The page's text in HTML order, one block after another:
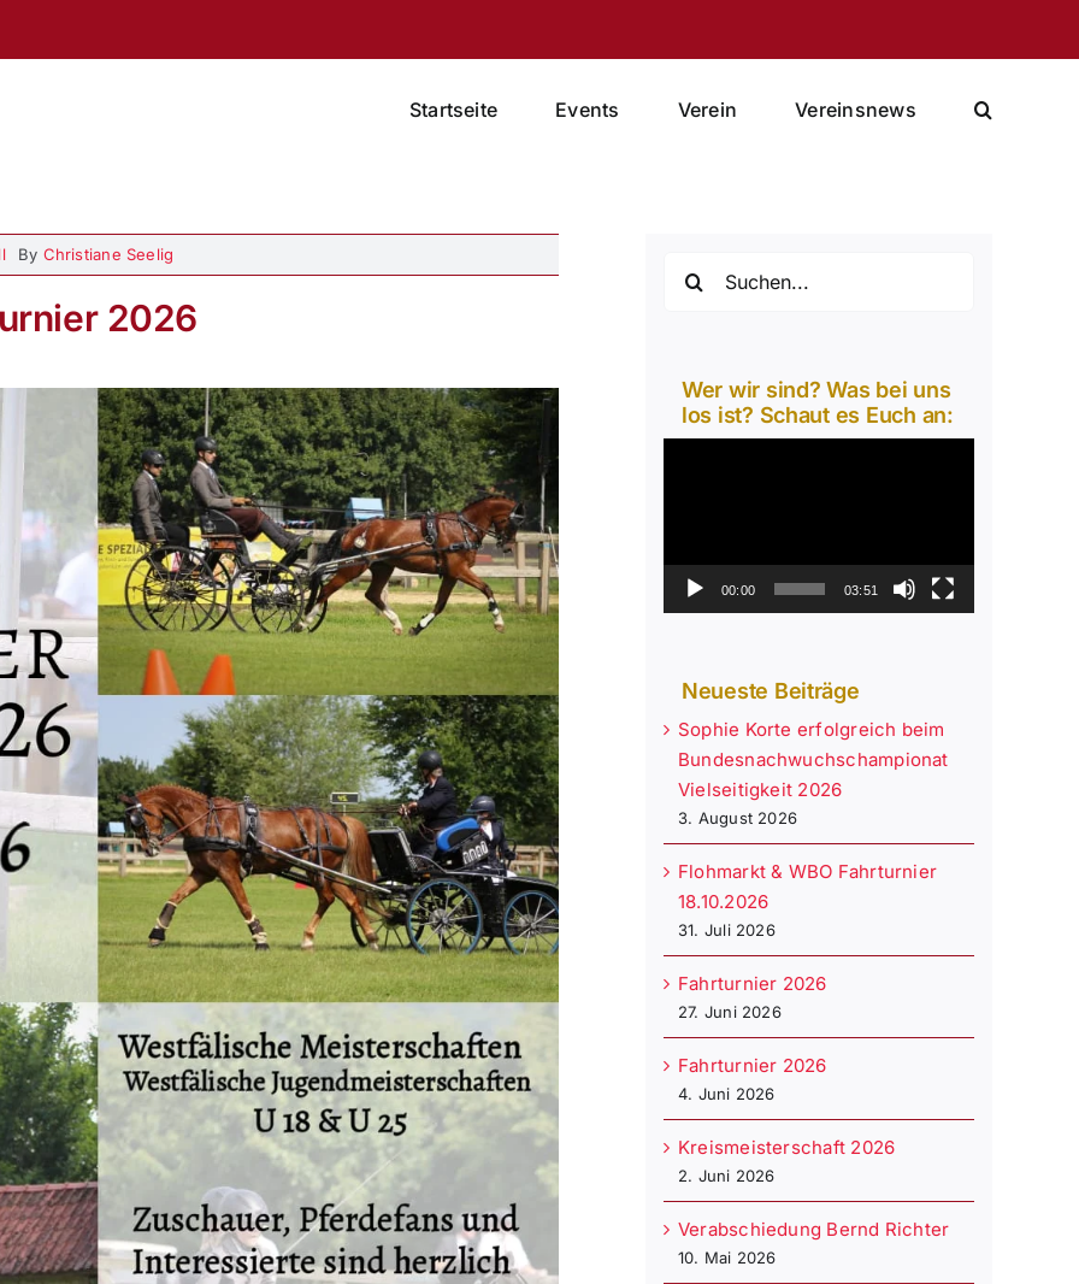
Startseite Events Verein Vereinsnews
By Christiane Seelig
2026
nach:
Wer wir sind? Was bei uns
los ist? Schaut es Euch an:
00:00 03:51
Neueste Beiträge
Sophie Korte erfolgreich beim
Bundesnachwuchschampionat
Vielseitigkeit 2026
3. August 2026
Flohmarkt & WBO Fahrturnier
18.10.2026
31. Juli 2026
Fahrturnier 2026
27. Juni 2026
Fahrturnier 2026
4. Juni 2026
Kreismeisterschaft 2026
2. Juni 2026
Verabschiedung Bernd Richter
10. Mai 2026